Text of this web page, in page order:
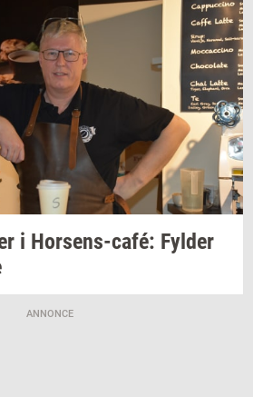
i Horsens-​café: Fyl­der
ANNONCE